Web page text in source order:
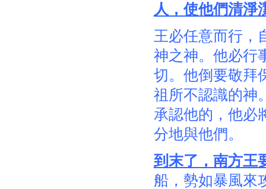
人，使他們清淨
王必任意而行，
神之神。他必行
切。他倒要敬拜
祖所不認識的神
承認他的，他必
分地與他們。
到末了，南方王
船，勢如暴風來